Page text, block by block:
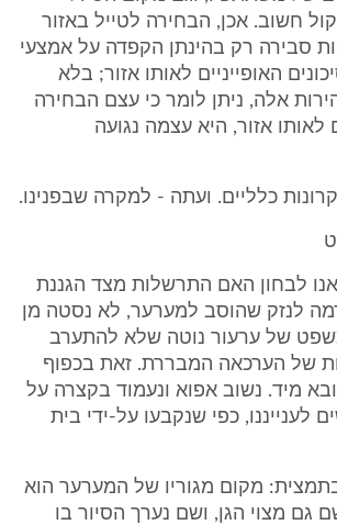
חשוב. אכן, הבחירה לטייל באזור
סבירה רק בהינתן הקפדה על אמצעי
האופייניים לאותו אזור; בלא
אלה, ניתן לומר כי עצם הבחירה
אזור, היא עצמה נגועה
כלליים. ועתה - למקרה שבפנינו.
אנו לבחון האם התרשלות מצד הגננת
לנזק שהוסב למערער, לא נסטה מן
של ערעור נוטה שלא להתערב
של הערכאה המבררת. זאת בכפוף
מיד. נשוב אפוא ונעמוד בקצרה על
לענייננו, כפי שנקבעו על-ידי בית
מקום מגוריו של המערער הוא
גם מצוי הגן, ושם נערך הסיור בו